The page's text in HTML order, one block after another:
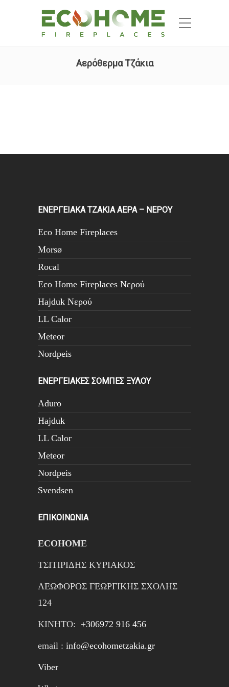
Αερόθερμα Τζάκια
ΕΝΕΡΓΕΙΑΚΑ ΤΖΑΚΙΑ ΑΕΡΑ – ΝΕΡΟΥ
Eco Home Fireplaces
Morsø
Rocal
Eco Home Fireplaces Νερού
Hajduk Νερού
LL Calor
Meteor
Nordpeis
ΕΝΕΡΓΕΙΑΚΕΣ ΣΟΜΠΕΣ ΞΥΛΟΥ
Aduro
Hajduk
LL Calor
Meteor
Nordpeis
Svendsen
ΕΠΙΚΟΙΝΩΝΙΑ
ECOHOME
ΤΣΙΤΙΡΙΔΗΣ ΚΥΡΙΑΚΟΣ
ΛΕΩΦΟΡΟΣ ΓΕΩΡΓΙΚΗΣ ΣΧΟΛΗΣ
124
ΚΙΝΗTΟ: +306972 916 456
email : info@ecohometzakia.gr
Viber